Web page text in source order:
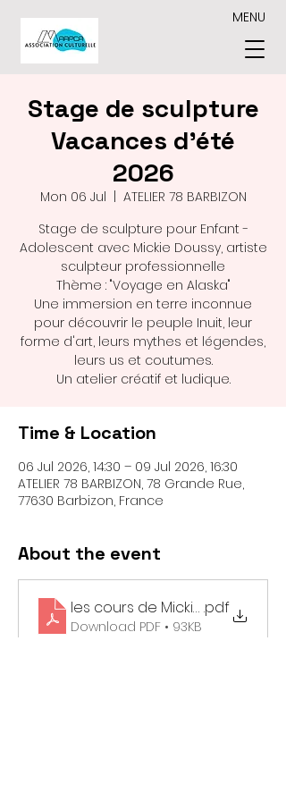
MENU
Stage de sculpture
Vacances d'été
2026
Mon 06 Jul
ATELIER 78 BARBIZON
Stage de sculpture pour Enfant -
Adolescent avec Mickie Doussy, artiste
sculpteur professionnelle
Thème : "Voyage en Alaska"
Une immersion en terre inconnue
pour découvrir le peuple Inuit, leur
forme d'art, leurs mythes et légendes,
leurs us et coutumes.
Un atelier créatif et ludique.
Time & Location
06 Jul 2026, 14:30 – 09 Jul 2026, 16:30
ATELIER 78 BARBIZON, 78 Grande Rue,
77630 Barbizon, France
About the event
les cours de Mickie - été 2026
.pdf
Download PDF • 93KB